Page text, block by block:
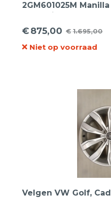
2GM601025M
91W Primacy 3 XL
€1.695,00
Oorspronkelijke
prijs
€875,00
Huidige
prijs
Niet op voorraad
Velgen VW Golf,